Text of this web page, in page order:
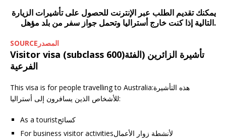
يمكنك تقديم الطلب عبر الإنترنت للحصول على تأشيرات الزيارة
التالية إذا كنت خارج أستراليا وتحمل جواز سفر من بلد مؤهل.
SOURCEالمصدر
Visitor visa (subclass 600)تأشيرة الزائرين (الفئة
الفرعية
This visa is for people travelling to Australia:هذه التأشيرة
للأشخاص الذين يسافرون إلى أستراليا:
As a touristكسائح
For business visitor activitiesلأنشطة زوار الأعمال